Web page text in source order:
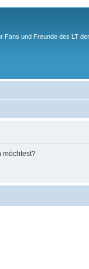
Fans und Freunde des LT
möchtest?